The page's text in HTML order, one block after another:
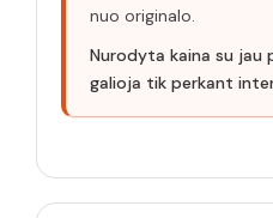
nuo originalo.
Nurodyta kaina su jau
galioja tik perkant